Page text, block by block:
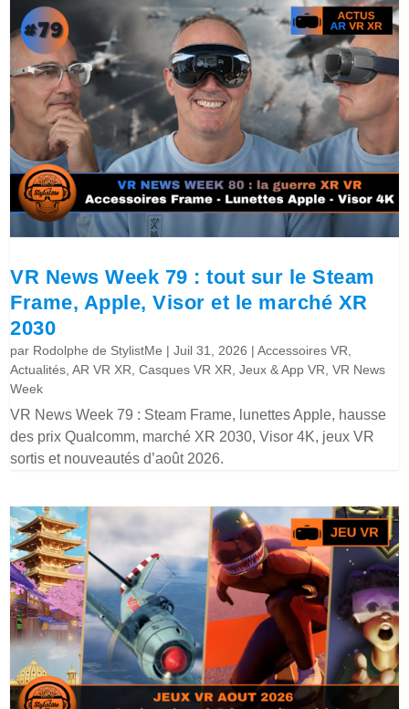
VR News Week 79 : tout sur le Steam
Frame, Apple, Visor et le marché XR
2030
par Rodolphe de StylistMe |Juil 31, 2026 |Accessoires VR
Actualités ,AR VR XR ,Casques VR XR ,Jeux & App VR ,VR News
Week
VR News Week 79 : Steam Frame, lunettes Apple, hausse
des prix Qualcomm, marché XR 2030, Visor 4K, jeux VR
sortis et nouveautés d’août 2026.